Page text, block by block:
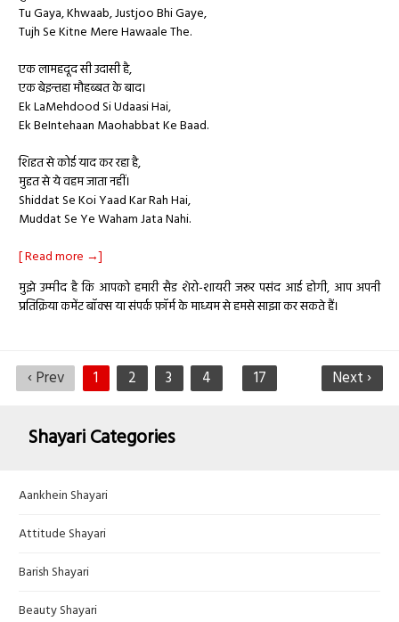
Tu Gaya, Khwaab, Justjoo Bhi Gaye,
Tujh Se Kitne Mere Hawaale The.
एक लामहदूद सी उदासी है,
एक बेइन्तहा मौहब्बत के बाद।
Ek LaMehdood Si Udaasi Hai,
Ek BeIntehaan Maohabbat Ke Baad.
शिद्दत से कोई याद कर रहा है,
मुद्दत से ये वहम जाता नहीं।
Shiddat Se Koi Yaad Kar Rah Hai,
Muddat Se Ye Waham Jata Nahi.
[ Read more →]
मुझे उम्मीद है कि आपको हमारी सैड शेरो-शायरी जरूर पसंद आई होगी, आप अपनी
प्रतिक्रिया कमेंट बॉक्स या संपर्क फ़ॉर्म के माध्यम से हमसे साझा कर सकते हैं।
‹ Prev 1 2 3 4 17 Next ›
Shayari Categories
Aankhein Shayari
Attitude Shayari
Barish Shayari
Beauty Shayari